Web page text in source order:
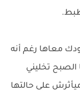
معاها رغم أنه
الصبح تخليني
على حالتها